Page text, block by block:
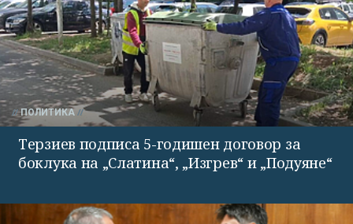
ПОЛИТИКА
Терзиев подписа 5-годишен договор за
боклука на „Слатина“, „Изгрев“ и „Подуяне“